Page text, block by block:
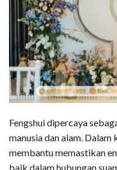
Fengshui dipercaya
manusia dan alam.
membantu memastikan
baik dalam hubungan